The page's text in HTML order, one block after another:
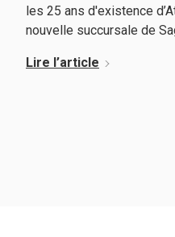
les 25 ans d'existence
nouvelle succursale de
Lire l’article